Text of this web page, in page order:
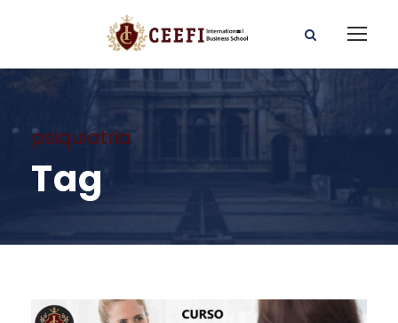
psiquiatria
Tag